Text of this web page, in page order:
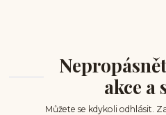
akce a
Můžete se kdykoli odhlásit.